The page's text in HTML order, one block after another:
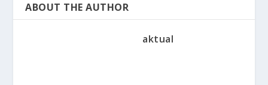
ABOUT THE AUTHOR
aktual